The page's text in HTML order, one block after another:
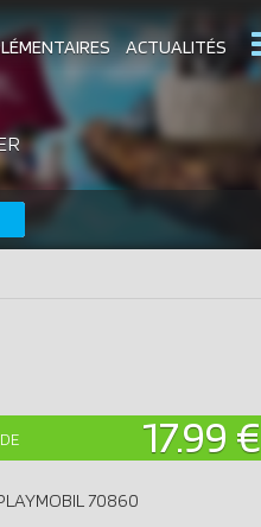
ACTUALITÉS
CATALOGUES PLAYMOBIL
PLAYMOBIL AJOUTÉS
17.99 €
70860